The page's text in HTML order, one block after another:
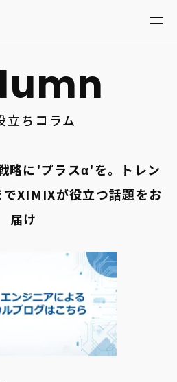
立ちコラム
略に'プラスα'を。トレン
でXIMIXが役立つ話題をお
届け